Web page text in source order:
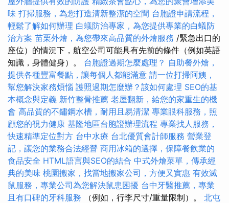
味 打掃服務，為您打造清新整潔的空間 台胞證申請流程，
輕鬆了解如何辦理 白蟻防治專家，為您提供專業的白蟻防
治方案 苗栗外燴，為您帶來高品質的外燴服務 /緊急出口的
座位）的情況下，航空公司可能具有先前的條件（例如英語
知識，身體健身）。 台胞證過期怎麼處理？ 自助餐外燴，
提供各種豐富餐點，讓每個人都能滿意 請一位打掃阿姨，
幫您解決家務煩惱 護照過期怎麼辦？該如何處理 SEO的基
本概念與定義 新竹整骨推薦 老屋翻新，給您的家重生的機
會 高品質的不鏽鋼水槽，耐用且易清潔 專業眼科服務，照
顧您的視力健康 基隆地區台胞證辦理流程 專業找人服務，
快速精準定位對方 台中水療 台北優質會計師服務 營業登
記，讓您的業務合法經營 商用冰箱的選擇，保障餐飲業的
食品安全 HTML語言與SEO的結合 中式外燴菜單，傳承經
典的美味 桃園搬家，找當地搬家公司，方便又實惠 有效滅
鼠服務，專業公司為您解決鼠患困擾 台中牙醫推薦，專業
且有口碑的牙科服務 （例如，行李尺寸/重量限制）。 北屯